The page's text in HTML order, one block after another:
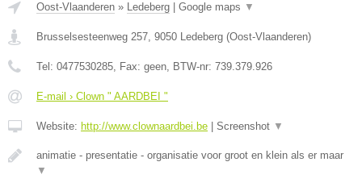
Oost-Vlaanderen » Ledeberg Google maps ▼
Brusselsesteenweg 257, 9050 Ledeberg (Oost-Vlaanderen)
Tel: 0477530285, Fax: geen, BTW-nr: 739.379.926
E-mail › Clown " AARDBEI "
Website: http://www.clownaardbei.be Screenshot ▼
animatie - presentatie - organisatie voor groot en klein als er maar
▼